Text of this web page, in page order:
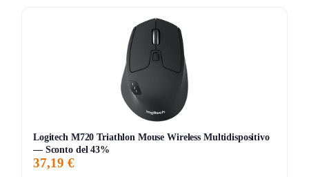
Logitech M720 Triathlon Mouse Wireless Multidispositivo
— Sconto del 43%
37,19 €